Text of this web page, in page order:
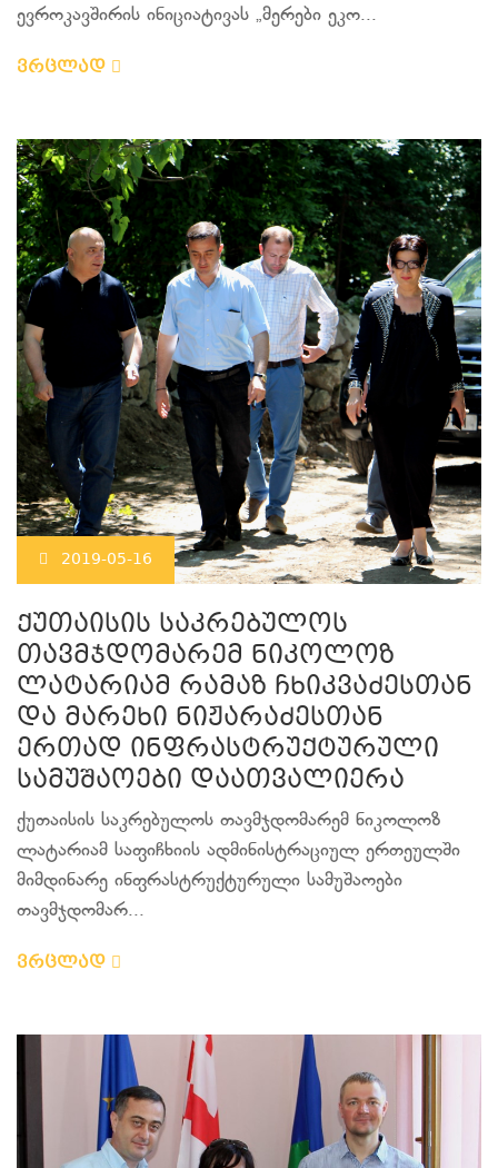
ევროკავშირის ინიციატივას „მერები ეკო...
ვრცლად
2019-05-16
ქუთაისის საკრებულოს
თავმჯდომარემ ნიკოლოზ
ლატარიამ რამაზ ჩხიკვაძესთან
და მარეხი ნიჟარაძესთან
ერთად ინფრასტრუქტურული
სამუშაოები დაათვალიერა
ქუთაისის საკრებულოს თავმჯდომარემ ნიკოლოზ
ლატარიამ საფიჩხიის ადმინისტრაციულ ერთეულში
მიმდინარე ინფრასტრუქტურული სამუშაოები
თავმჯდომარ...
ვრცლად